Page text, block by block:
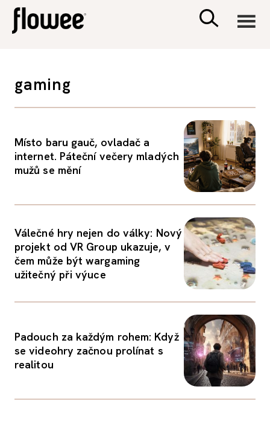
PSYCHOLOGIE
PORADNA
gaming
Místo baru gauč, ovladač a
internet. Páteční večery mladých
mužů se mění
Válečné hry nejen do války: Nový
projekt od VR Group ukazuje, v
čem může být wargaming
užitečný při výuce
Padouch za každým rohem: Když
se videohry začnou prolínat s
realitou